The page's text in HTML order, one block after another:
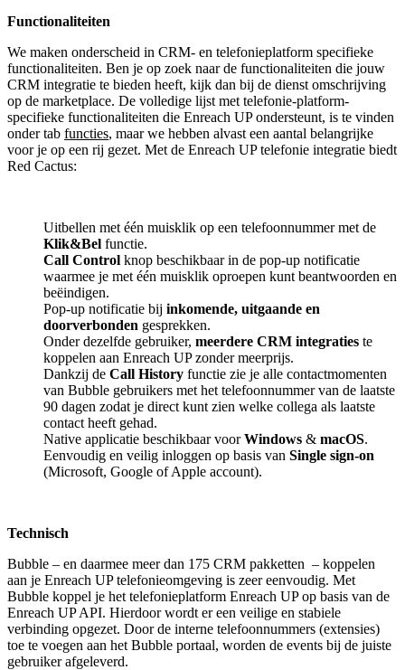
Functionaliteiten
We maken onderscheid in CRM- en telefonieplatform specifieke
functionaliteiten. Ben je op zoek naar de functionaliteiten die jouw
CRM integratie te bieden heeft, kijk dan bij de dienst omschrijving
op de marketplace. De volledige lijst met telefonie-platform-
specifieke functionaliteiten die Enreach UP ondersteunt, is te vinden
onder tab functies, maar we hebben alvast een aantal belangrijke
voor je op een rij gezet. Met de Enreach UP telefonie integratie biedt
Red Cactus:
Uitbellen met één muisklik op een telefoonnummer met de
Klik&Bel functie.
Call Control knop beschikbaar in de pop-up notificatie
waarmee je met één muisklik oproepen kunt beantwoorden en
beëindigen.
Pop-up notificatie bij inkomende, uitgaande en
doorverbonden gesprekken.
Onder dezelfde gebruiker, meerdere CRM integraties te
koppelen aan Enreach UP zonder meerprijs.
Dankzij de Call History functie zie je alle contactmomenten
van Bubble gebruikers met het telefoonnummer van de laatste
90 dagen zodat je direct kunt zien welke collega als laatste
contact heeft gehad.
Native applicatie beschikbaar voorWindows & macOS.
Eenvoudig en veilig inloggen op basis van Single sign-on
(Microsoft, Google of Apple account).
Technisch
Bubble – en daarmee meer dan 175 CRM pakketten – koppelen
aan je Enreach UP telefonieomgeving is zeer eenvoudig. Met
Bubble koppel je het telefonieplatform Enreach UP op basis van de
Enreach UP API. Hierdoor wordt er een veilige en stabiele
verbinding opgezet. Door de interne telefoonnummers (extensies)
toe te voegen aan het Bubble portaal, worden de events bij de juiste
gebruiker afgeleverd.